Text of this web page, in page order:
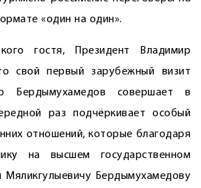
«один на один».
гостя, Президент Владимир
свой первый зарубежный визит
Бердымухамедов совершает в
раз подчёркивает особый
отношений, которые благодаря
на высшем государственном
Мяликгулыевичу Бердымухамедову